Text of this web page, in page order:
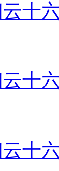
十
十
十